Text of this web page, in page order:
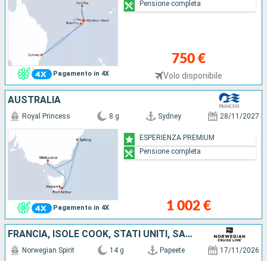
Pagamento in 4X
750 €
Volo disponibile
Pensione completa
AUSTRALIA
Pagamento in 4X
Royal Princess 8 g Sydney 28/11/2027
1 002 €
ESPERIENZA PREMIUM
Pensione completa
FRANCIA, ISOLE COOK, STATI UNITI, SAMOA, FIJI (ISOLE)
Norwegian Spirit 14 g Papeete 17/11/2026